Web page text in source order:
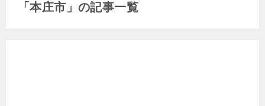
「本庄市」の記事一覧